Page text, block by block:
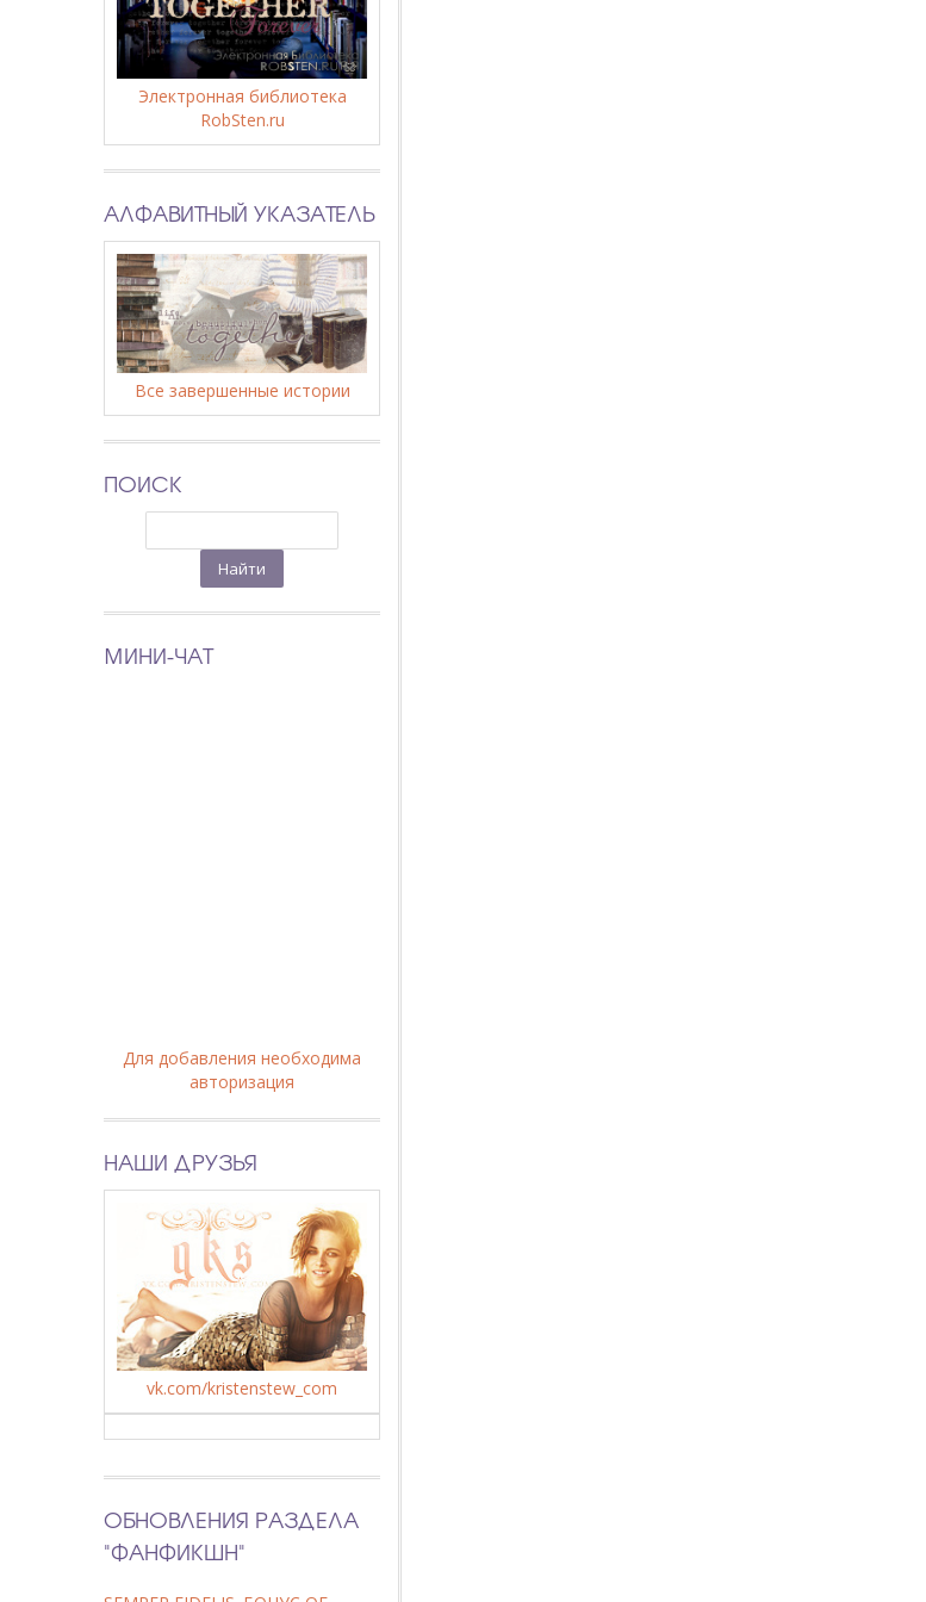
Электронная библиотека
RobSten.ru
АЛФАВИТНЫЙ УКАЗАТЕЛЬ
Все завершенные истории
ПОИСК
МИНИ-ЧАТ
Для добавления необходима
авторизация
НАШИ ДРУЗЬЯ
vk.com/kristenstew_com
ОБНОВЛЕНИЯ РАЗДЕЛА
"ФАНФИКШН"